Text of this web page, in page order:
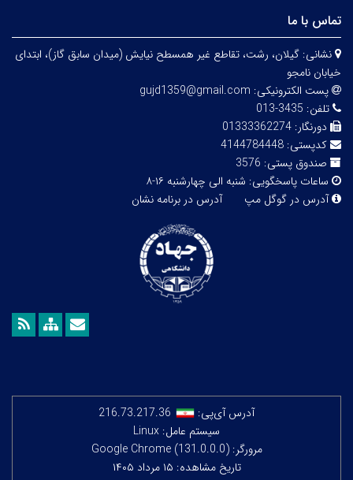
تماس با ما
نشانی: گیلان، رشت، تقاطع غیر همسطح نیایش (میدان سابق گاز)، ابتدای
خیابان نامجو
پست الکترونیکی: gujd1359@gmail.com
تلفن: 3435-013
دورنگار: 01333362274
کدپستی: 4144784448
صندوق پستی: 3576
ساعات پاسخگویی: شنبه الی چهارشنبه ۱۶-۸
آدرس در گوگل مپ
آدرس در برنامه نشان
آدرس آی‌پی:
216.73.217.36
سیستم عامل: Linux
مرورگر: Google Chrome (131.0.0.0)
تاریخ مشاهده: ۱۵ مرداد ۱۴۰۵